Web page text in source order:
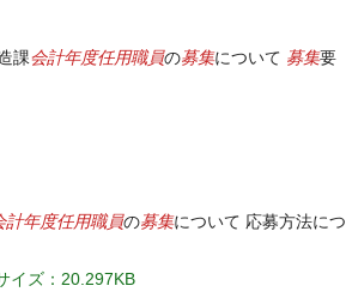
課会計年度任用職員の募集について 募集要
計年度任用職員の募集について 応募方法につ
イズ：20.297KB